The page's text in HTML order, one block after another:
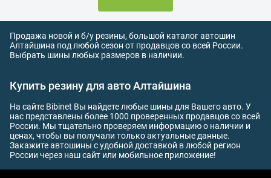
Продажа новой и б/у резины, большой каталог автошин
Алтайшина под любой сезон от продавцов со всей России.
Выбрать шины любых размеров в наличии.
Купить резину для авто Алтайшина
На сайте Bibinet Вы найдете любые шины для Вашего авто. У
нас представлены более 1000 проверенных продавцов со всей
России. Мы тщательно проверяем информацию о наличии и
ценах, чтобы вы получали только актуальные данные.
Закажите автошины с удобной доставкой в любой регион
России через наш сайт или мобильное приложение!